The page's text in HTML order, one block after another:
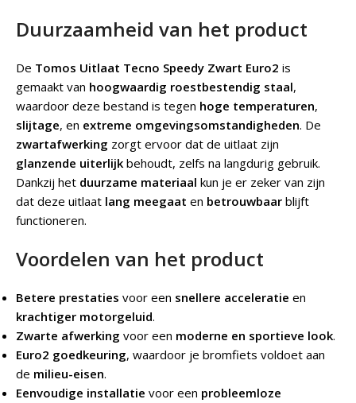
Duurzaamheid van het product
De Tomos Uitlaat Tecno Speedy Zwart Euro2 is
gemaakt van hoogwaardig roestbestendig staal,
waardoor deze bestand is tegen hoge temperaturen,
slijtage, en extreme omgevingsomstandigheden. De
zwartafwerking zorgt ervoor dat de uitlaat zijn
glanzende uiterlijk behoudt, zelfs na langdurig gebruik.
Dankzij het duurzame materiaal kun je er zeker van zijn
dat deze uitlaat lang meegaat en betrouwbaar blijft
functioneren.
Voordelen van het product
Betere prestaties voor een snellere acceleratie en
krachtiger motorgeluid.
Zwarte afwerking voor een moderne en sportieve look.
Euro2 goedkeuring, waardoor je bromfiets voldoet aan
de milieu-eisen.
Eenvoudige installatie voor een probleemloze